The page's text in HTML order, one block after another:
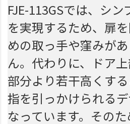
FJE-113GSでは、シ
を実現するため、扉
めの取っ手や窪みが
ん。代わりに、ドア
部分より若干高くする
指を引っかけられる
なっています。その